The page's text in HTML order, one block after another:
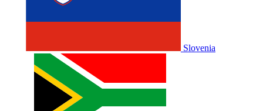
Slovenia